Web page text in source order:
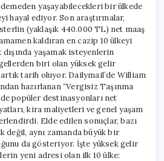
Ayda
300
Bin
Lira
Kazanan
Ülkeler
için
yaşayabilecekleri bir ülkede
hayal ediyor. Son araştırmalar,
(yaklaşık 440.000 TL) net maaş
kaldıran en cazip 10 ülkeyi
yaşamak isteyenlerin
biri olan yüksek gelir
tarih oluyor. Dailymail’de William
hazırlanan “Vergisiz Taşınma
popüler destinasyonları net
kira maliyetleri ve genel yaşam
Elde edilen sonuçlar, bazı
değil, aynı zamanda büyük bir
da gösteriyor. İşte yüksek gelir
yeni adresi olan ilk 10 ülke: